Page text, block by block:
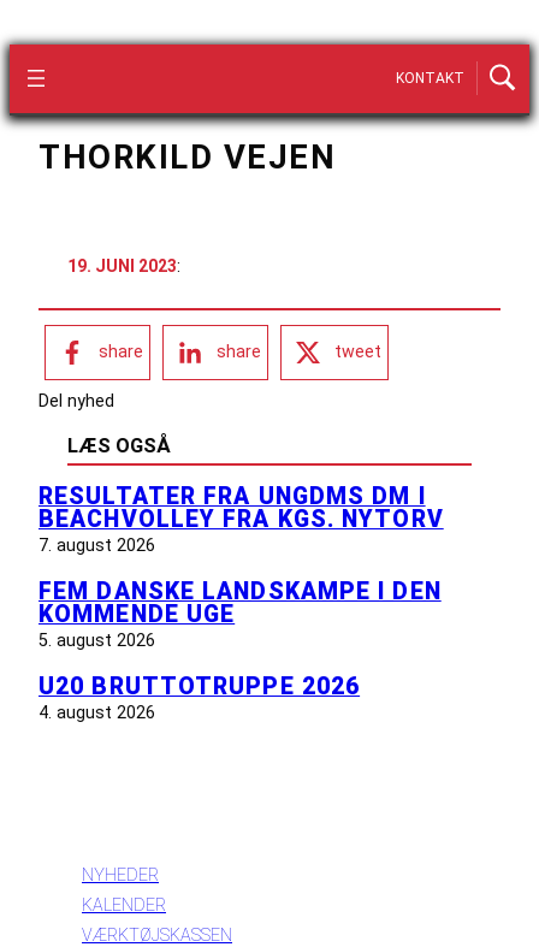
KONTAKT
THORKILD VEJEN
19. JUNI 2023:
share share tweet
Del nyhed
LÆS OGSÅ
RESULTATER FRA UNGDMS DM I
BEACHVOLLEY FRA KGS. NYTORV
7. august 2026
FEM DANSKE LANDSKAMPE I DEN
KOMMENDE UGE
5. august 2026
U20 BRUTTOTRUPPE 2026
4. august 2026
NYHEDER
KALENDER
VÆRKTØJSKASSEN